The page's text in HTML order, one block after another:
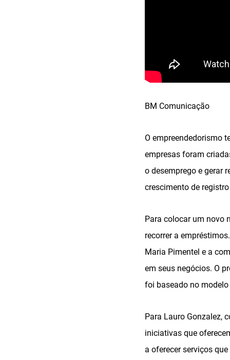
BM Comunicação
O empreendedorismo
empresas foram
o desemprego e gerar
crescimento de
Para colocar um novo
recorrer a
Maria Pimentel e a
em seus negócios. O
foi baseado no
Para Lauro Gonzalez,
iniciativas que
a oferecer serviços